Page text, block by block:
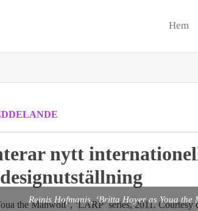
Hem
nytt
Reinis Hofmanis, ‘Britta Hoyer as Youa the